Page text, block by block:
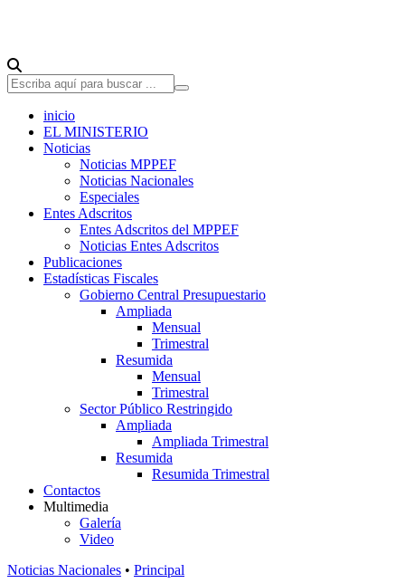
inicio
EL MINISTERIO
Noticias
Noticias MPPEF
Noticias Nacionales
Especiales
Entes Adscritos
Entes Adscritos del MPPEF
Noticias Entes Adscritos
Publicaciones
Estadísticas Fiscales
Gobierno Central Presupuestario
Ampliada
Mensual
Trimestral
Resumida
Mensual
Trimestral
Sector Público Restringido
Ampliada
Ampliada Trimestral
Resumida
Resumida Trimestral
Contactos
Multimedia
Galería
Video
Noticias Nacionales • Principal